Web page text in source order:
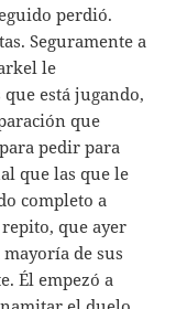
perdió.
Seguramente a
le
está jugando,
que
pedir para
que las que le
completo a
que ayer
de sus
Él empezó a